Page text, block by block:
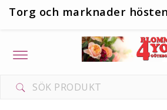
Torg och marknader
Toggle
navigation